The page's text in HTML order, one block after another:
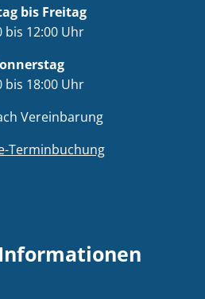
bis Freitag
bis 12:00 Uhr
bis 18:00 Uhr
Vereinbarung
Terminbuchung